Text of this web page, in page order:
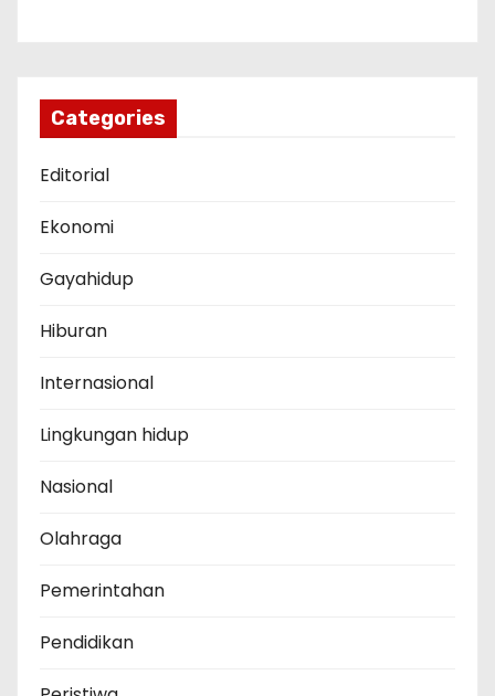
Categories
Editorial
Ekonomi
Gayahidup
Hiburan
Internasional
Lingkungan hidup
Nasional
Olahraga
Pemerintahan
Pendidikan